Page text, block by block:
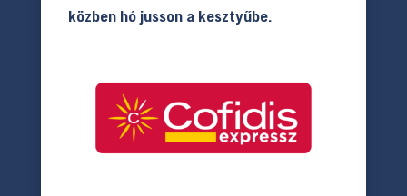
közben hó jusson a kesztyűbe.